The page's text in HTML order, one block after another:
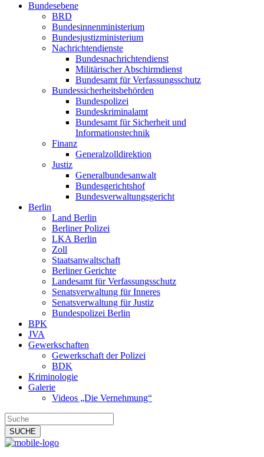
Bundesebene
BRD
Bundesinnenministerium
Bundesjustizministerium
Nachrichtendienste
Bundesnachrichtendienst
Militärischer Abschirmdienst
Bundesamt für Verfassungsschutz
Bundessicherheitsbehörden
Bundespolizei
Bundeskriminalamt
Bundesamt für Sicherheit und
Informationstechnik
Finanz
Generalzolldirektion
Justiz
Generalbundesanwalt
Bundesgerichtshof
Bundesverwaltungsgericht
Berlin
Land Berlin
Berliner Polizei
LKA Berlin
Zoll
Staatsanwaltschaft
Berliner Gerichte
Landesamt für Verfassungsschutz
Senatsverwaltung für Inneres
Senatsverwaltung für Justiz
Bundespolizei Berlin
BPK
JVA
Gewerkschaften
Gewerkschaft der Polizei
BDK
Kriminologie
Galerie
Videos „Die Vernehmung“